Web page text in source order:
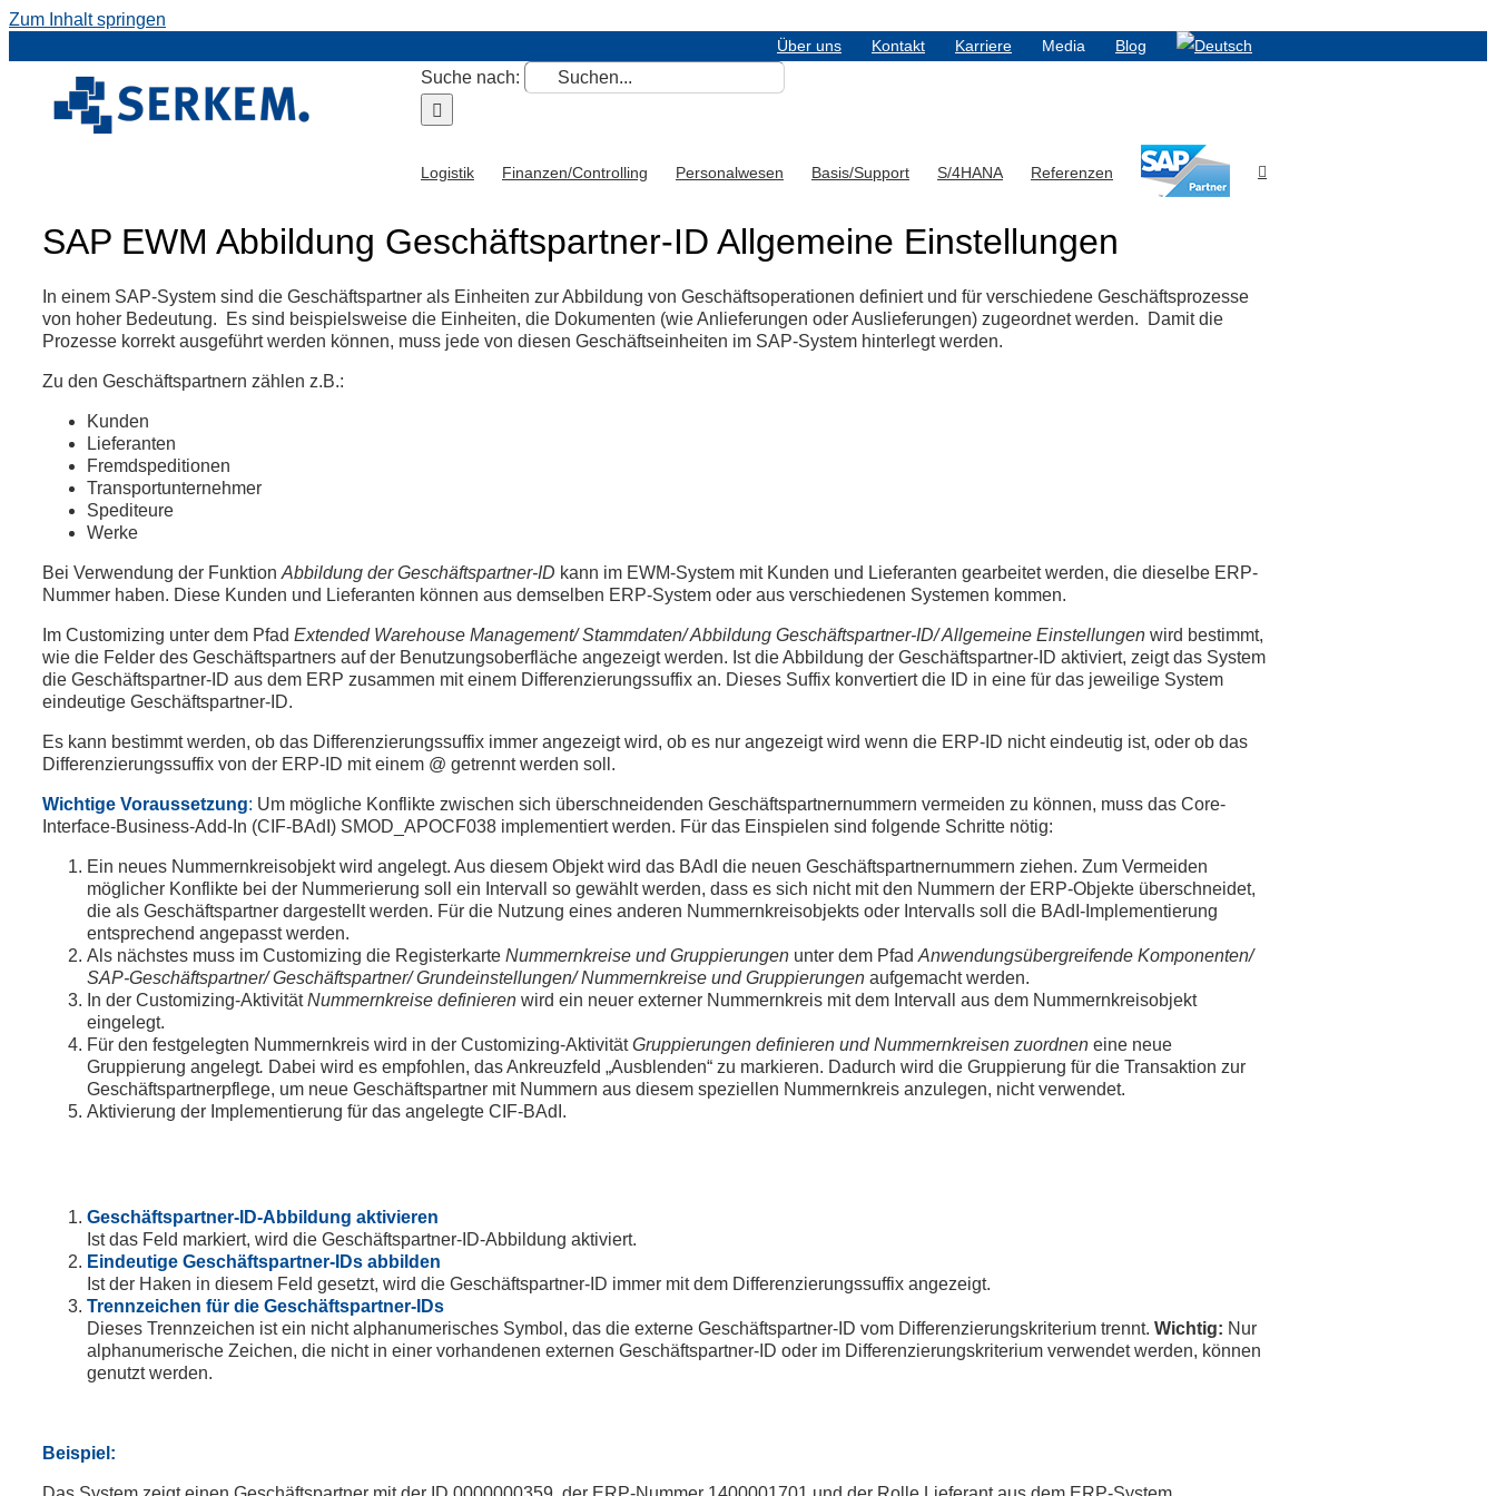
Zum Inhalt springen
Über uns Kontakt Karriere Media Blog
Suche nach:
Logistik Finanzen/Controlling Personalwesen Basis/Support S/4HANA Referenzen
SAP EWM Abbildung Geschäftspartner-ID Allgemeine Einstellungen
In einem SAP-System sind die Geschäftspartner als Einheiten zur Abbildung von Geschäftsoperationen definiert und für verschiedene Geschäftsprozesse
von hoher Bedeutung. Es sind beispielsweise die Einheiten, die Dokumenten (wie Anlieferungen oder Auslieferungen) zugeordnet werden. Damit die
Prozesse korrekt ausgeführt werden können, muss jede von diesen Geschäftseinheiten im SAP-System hinterlegt werden.
Zu den Geschäftspartnern zählen z.B.:
Kunden
Lieferanten
Fremdspeditionen
Transportunternehmer
Spediteure
Werke
Bei Verwendung der Funktion Abbildung der Geschäftspartner-ID kann im EWM-System mit Kunden und Lieferanten gearbeitet werden, die dieselbe ERP-
Nummer haben. Diese Kunden und Lieferanten können aus demselben ERP-System oder aus verschiedenen Systemen kommen.
Im Customizing unter dem Pfad Extended Warehouse Management/ Stammdaten/ Abbildung Geschäftspartner-ID/ Allgemeine Einstellungen wird bestimmt,
wie die Felder des Geschäftspartners auf der Benutzungsoberfläche angezeigt werden. Ist die Abbildung der Geschäftspartner-ID aktiviert, zeigt das System
die Geschäftspartner-ID aus dem ERP zusammen mit einem Differenzierungssuffix an. Dieses Suffix konvertiert die ID in eine für das jeweilige System
eindeutige Geschäftspartner-ID.
Es kann bestimmt werden, ob das Differenzierungssuffix immer angezeigt wird, ob es nur angezeigt wird wenn die ERP-ID nicht eindeutig ist, oder ob das
Differenzierungssuffix von der ERP-ID mit einem @ getrennt werden soll.
Wichtige Voraussetzung: Um mögliche Konflikte zwischen sich überschneidenden Geschäftspartnernummern vermeiden zu können, muss das Core-
Interface-Business-Add-In (CIF-BAdI) SMOD_APOCF038 implementiert werden. Für das Einspielen sind folgende Schritte nötig:
Ein neues Nummernkreisobjekt wird angelegt. Aus diesem Objekt wird das BAdI die neuen Geschäftspartnernummern ziehen. Zum Vermeiden
möglicher Konflikte bei der Nummerierung soll ein Intervall so gewählt werden, dass es sich nicht mit den Nummern der ERP-Objekte überschneidet,
die als Geschäftspartner dargestellt werden. Für die Nutzung eines anderen Nummernkreisobjekts oder Intervalls soll die BAdI-Implementierung
entsprechend angepasst werden.
Als nächstes muss im Customizing die Registerkarte Nummernkreise und Gruppierungen unter dem Pfad Anwendungsübergreifende Komponenten/
SAP-Geschäftspartner/ Geschäftspartner/ Grundeinstellungen/ Nummernkreise und Gruppierungen aufgemacht werden.
In der Customizing-AktivitätNummernkreise definieren wird ein neuer externer Nummernkreis mit dem Intervall aus dem Nummernkreisobjekt
eingelegt.
Für den festgelegten Nummernkreis wird in der Customizing-AktivitätGruppierungen definieren und Nummernkreisen zuordnen eine neue
Gruppierung angelegt. Dabei wird es empfohlen, das Ankreuzfeld „Ausblenden“ zu markieren. Dadurch wird die Gruppierung für die Transaktion zur
Geschäftspartnerpflege, um neue Geschäftspartner mit Nummern aus diesem speziellen Nummernkreis anzulegen, nicht verwendet.
Aktivierung der Implementierung für das angelegte CIF-BAdI.
Geschäftspartner-ID-Abbildung aktivieren
Ist das Feld markiert, wird die Geschäftspartner-ID-Abbildung aktiviert.
Eindeutige Geschäftspartner-IDs abbilden
Ist der Haken in diesem Feld gesetzt, wird die Geschäftspartner-ID immer mit dem Differenzierungssuffix angezeigt.
Trennzeichen für die Geschäftspartner-IDs
Dieses Trennzeichen ist ein nicht alphanumerisches Symbol, das die externe Geschäftspartner-ID vom Differenzierungskriterium trennt. Wichtig: Nur
alphanumerische Zeichen, die nicht in einer vorhandenen externen Geschäftspartner-ID oder im Differenzierungskriterium verwendet werden, können
genutzt werden.
Beispiel: